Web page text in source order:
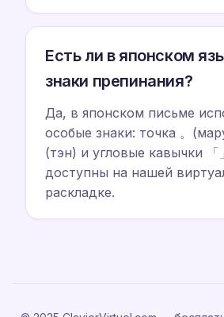
Есть ли в японском
знаки препинания?
Да, в японском письме
особые знаки: точка 。
(тэн) и угловые кавычки 「
доступны на нашей
раскладке.